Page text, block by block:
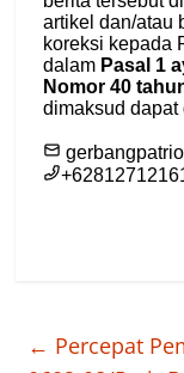
← Percepat